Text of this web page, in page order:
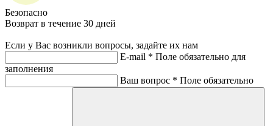
Безопасно
Возврат в течение 30 дней
Если у Вас возникли вопросы, задайте их нам
E-mail * Поле обязательно для
заполнения
Ваш вопрос * Поле обязательно